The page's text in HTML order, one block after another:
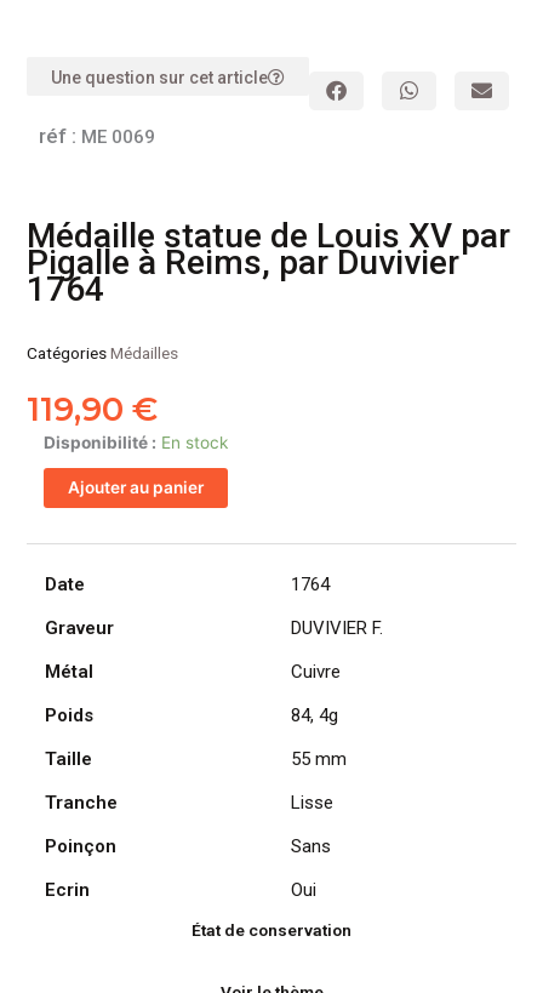
Une question sur cet article
réf : ME 0069
Médaille statue de Louis XV par
Pigalle à Reims, par Duvivier
1764
CatégoriesMédailles
119,90€
Disponibilité : En stock
quantité
de
Médaille
de
Louis
par
Reims,
Duvivier
Ajouter au panier
Date
1764
Graveur
DUVIVIER F.
Métal
Cuivre
Poids
84, 4g
Taille
55 mm
Tranche
Lisse
Poinçon
Sans
Ecrin
Oui
État de conservation